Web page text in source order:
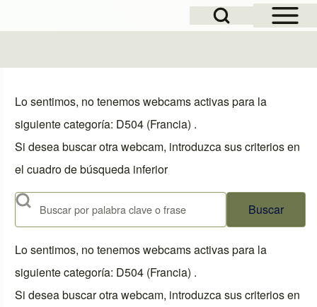
Open Sidebar
Open Search Block
Lo sentimos, no tenemos webcams activas para la
siguiente categoría: D504 (Francia) .
Si desea buscar otra webcam, introduzca sus criterios en
el cuadro de búsqueda inferior
Buscar
Lo sentimos, no tenemos webcams activas para la
siguiente categoría: D504 (Francia) .
Si desea buscar otra webcam, introduzca sus criterios en